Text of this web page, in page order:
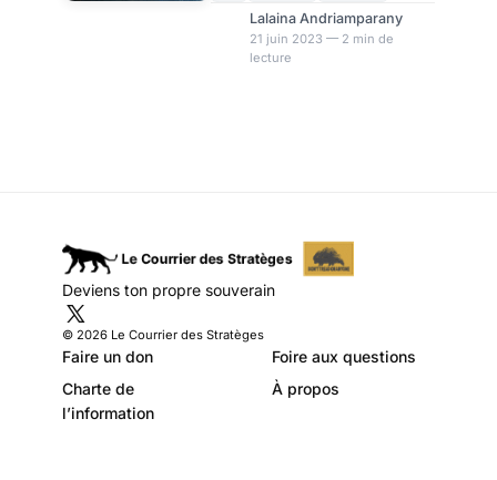
solitude, à la peur de la
maladie, à l’ anxiété…
Pourtant, selon une enquête
de l’expérience vécue.
Lalaina Andriamparany
21 juin 2023 — 2 min de
lecture
Deviens ton propre souverain
© 2026 Le Courrier des Stratèges
Faire un don
Foire aux questions
Charte de
l’information
À propos